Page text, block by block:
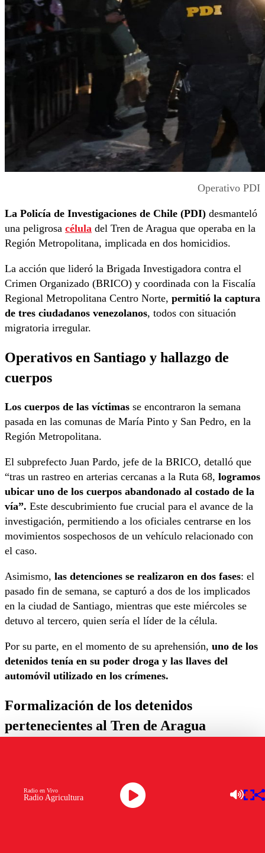
Operativo PDI
La Policía de Investigaciones de Chile (PDI) desmanteló
una peligrosa célula del Tren de Aragua que operaba en la
Región Metropolitana, implicada en dos homicidios.
La acción que lideró la Brigada Investigadora contra el
Crimen Organizado (BRICO) y coordinada con la Fiscalía
Regional Metropolitana Centro Norte, permitió la captura
de tres ciudadanos venezolanos, todos con situación
migratoria irregular.
Operativos en Santiago y hallazgo de
cuerpos
Los cuerpos de las víctimas se encontraron la semana
pasada en las comunas de María Pinto y San Pedro, en la
Región Metropolitana.
El subprefecto Juan Pardo, jefe de la BRICO, detalló que
“tras un rastreo en arterias cercanas a la Ruta 68, logramos
ubicar uno de los cuerpos abandonado al costado de la
vía”. Este descubrimiento fue crucial para el avance de la
investigación, permitiendo a los oficiales centrarse en los
movimientos sospechosos de un vehículo relacionado con
el caso.
Asimismo, las detenciones se realizaron en dos fases: el
pasado fin de semana, se capturó a dos de los implicados
en la ciudad de Santiago, mientras que este miércoles se
detuvo al tercero, quien sería el líder de la célula.
Por su parte, en el momento de su aprehensión, uno de los
detenidos tenía en su poder droga y las llaves del
automóvil utilizado en los crímenes.
Formalización de los detenidos
pertenecientes al Tren de Aragua
cuerpos, uno en María Pinto y otro en Alhue”.
Además, la investigación conjunta con la PDI permitió
Radio Agricultura
Radio en Vivo